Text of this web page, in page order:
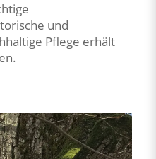
und
Pflege erhält